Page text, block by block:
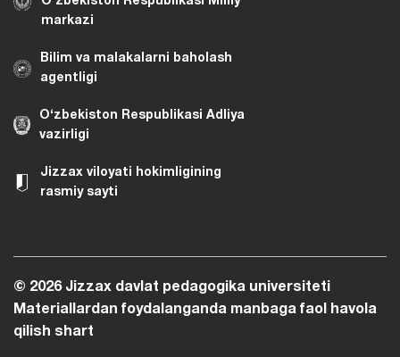
markazi
Bilim va malakalarni baholash
agentligi
O‘zbekiston Respublikasi Adliya
vazirligi
Jizzax viloyati hokimligining
rasmiy sayti
© 2026 Jizzax davlat pedagogika universiteti
Materiallardan foydalanganda manbaga faol havola
qilish shart